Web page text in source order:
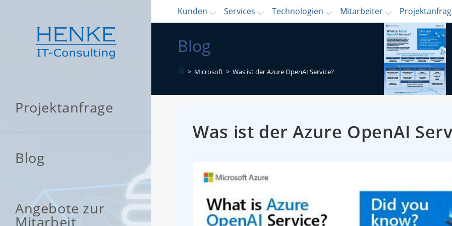
Kunden Services Technologien Mitarbeiter
Projektanfrage
Blog
Angebote zur
Mitarbeit
Blog
> Microsoft > Was ist der Azure OpenAI Service?
Was ist der Azure OpenAI